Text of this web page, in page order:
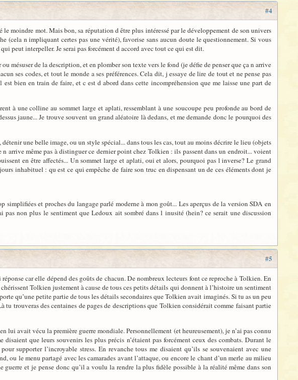
#4
moindre mot. Mais bon, sa réputation d être plus intéressé par le développement de son univers
n impliquant certes pas une vérité), favorise sans aucun doute le questionnement. Si vous
peut interpeller. Je serai pas forcément d accord avec tout ce qui est dit.
mésuser de la description, et en plomber son texte vers le fond (je défie de penser que ça n arrive
ses codes, et tout le monde a ses préférences. Cela dit, j essaye de lire de tout et ne pense pas
bien en train de faire, et c est d abord dans cette incompréhension que me laisse une part de
à une colline au sommet large et aplati, ressemblant à une soucoupe peu profonde au bord de
jaune... Je trouve souvent un grand aléatoire là dedans, et me demande donc le pourquoi des
une belle image, ou un style spécial... dans tous les cas, tout au moins décrire le lieu (objets
arrive même pas à distinguer ce dernier point chez Tolkien : ils passent dans un endroit... voient
en être affectés... Un sommet large et aplati, oui et alors, pourquoi pas l inverse? Le grand
inhabituel : qu est ce qui empêche de faire son truc en dispensant un de ces éléments dont je
et proches du langage parlé moderne à mon goût... Les aperçus de la version SDA en
non plus le sentiment que Ledoux ait sombré dans l inusité (hein? ce serait une discussion
#5
car elle dépend des goûts de chacun. De nombreux lecteurs font ce reproche à Tolkien. En
Tolkien justement à cause de tous ces petits détails qui donnent à l’histoire un sentiment
qu’une petite partie de tous les détails secondaires que Tolkien avait imaginés. Si tu as un peu
trouveras des centaines de pages de descriptions que Tolkien considérait comme faisant partie
lui avait vécu la première guerre mondiale. Personnellement (et heureusement), je n’ai pas connu
que leurs souvenirs les plus précis n’étaient pas forcément ceux des combats. Durant le
supporter l’incroyable stress. En revanche tous me disaient qu’ils se souvenaient avec une
le menu partagé avec les camarades avant l’attaque, ou encore le chant d’un merle au milieu
et je pense donc qu’il a voulu la rendre la plus fidèle possible à la réalité même dans son